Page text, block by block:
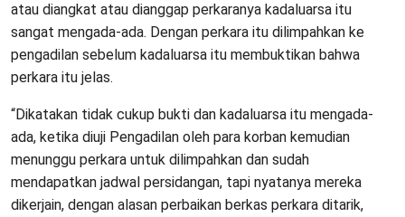
atau diangkat atau dianggap perkaranya kadaluarsa itu
sangat mengada-ada. Dengan perkara itu dilimpahkan ke
pengadilan sebelum kadaluarsa itu membuktikan bahwa
perkara itu jelas.
“Dikatakan tidak cukup bukti dan kadaluarsa itu mengada-
ada, ketika diuji Pengadilan oleh para korban kemudian
menunggu perkara untuk dilimpahkan dan sudah
mendapatkan jadwal persidangan, tapi nyatanya mereka
dikerjain, dengan alasan perbaikan berkas perkara ditarik,